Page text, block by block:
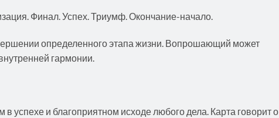
Финал. Успех. Триумф. Окончание-начало.
определенного этапа жизни. Вопрошающий может
гармонии.
успехе и благоприятном исходе любого дела. Карта говорит о